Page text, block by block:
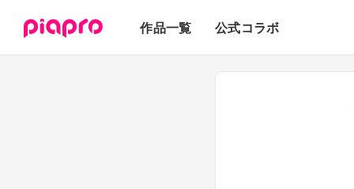
作品一覧
3Dモデル
公式コラボ